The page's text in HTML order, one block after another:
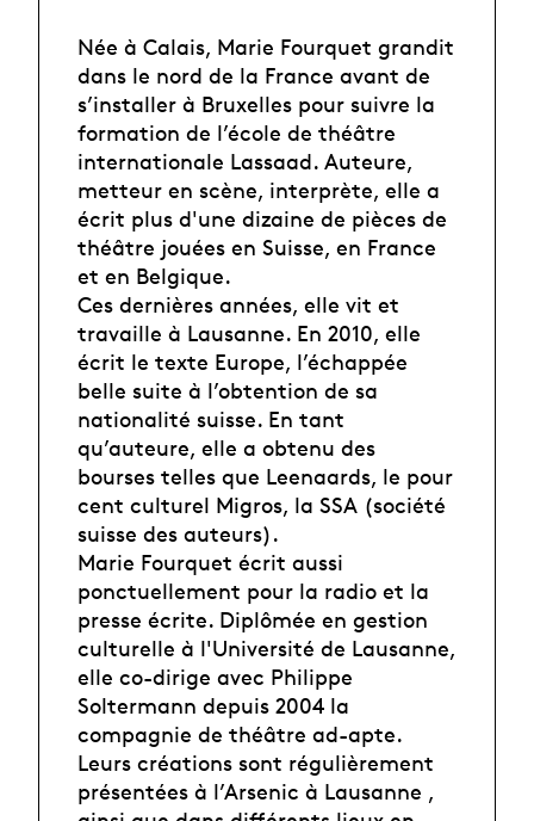
Née à Calais, Marie Fourquet grandit
dans le nord de la France avant de
s’installer à Bruxelles pour suivre la
formation de l’école de théâtre
internationale Lassaad. Auteure,
metteur en scène, interprète, elle a
écrit plus d'une dizaine de pièces de
théâtre jouées en Suisse, en France
et en Belgique.
Ces dernières années, elle vit et
travaille à Lausanne. En 2010, elle
écrit le texte Europe, l’échappée
belle suite à l’obtention de sa
nationalité suisse. En tant
qu’auteure, elle a obtenu des
bourses telles que Leenaards, le pour
cent culturel Migros, la SSA (société
suisse des auteurs).
Marie Fourquet écrit aussi
ponctuellement pour la radio et la
presse écrite. Diplômée en gestion
culturelle à l'Université de Lausanne,
elle co-dirige avec Philippe
Soltermann depuis 2004 la
compagnie de théâtre ad-apte.
Leurs créations sont régulièrement
présentées à l’Arsenic à Lausanne ,